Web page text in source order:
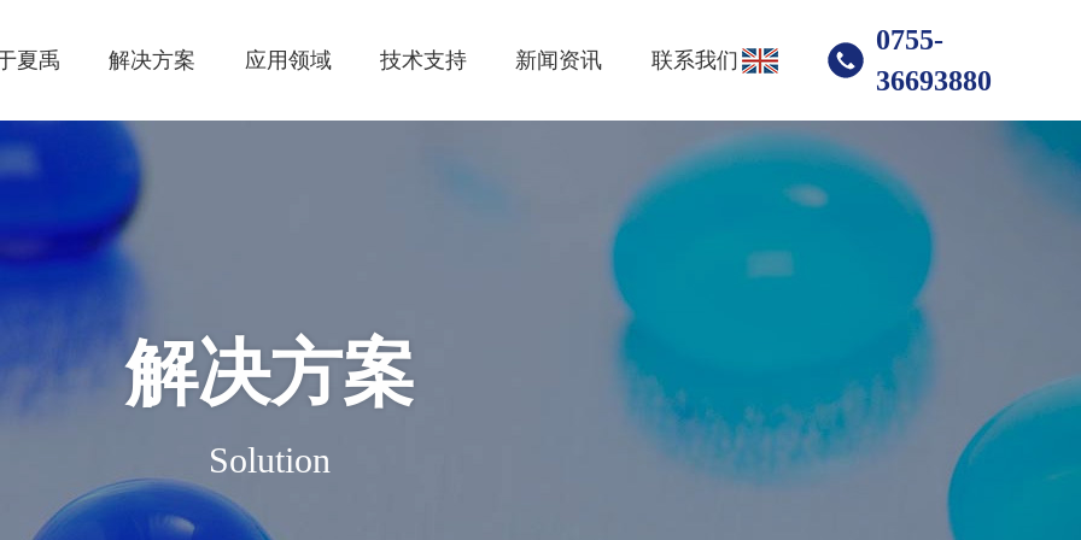
夏禹 解决方案 应用领域 技术支持 新闻资讯 联系我们
0755-
36693880
解决方案
Solution